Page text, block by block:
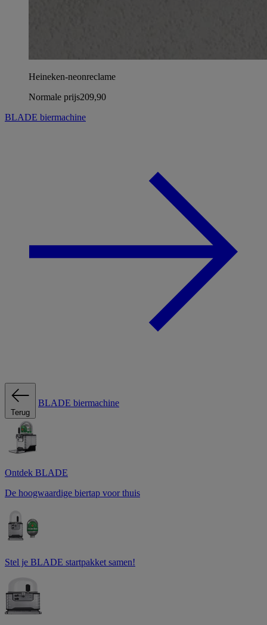
Heineken-neonreclame
Normale prijs209,90
BLADE biermachine
Terug
BLADE biermachine
Ontdek BLADE
De hoogwaardige biertap voor thuis
Stel je BLADE startpakket samen!